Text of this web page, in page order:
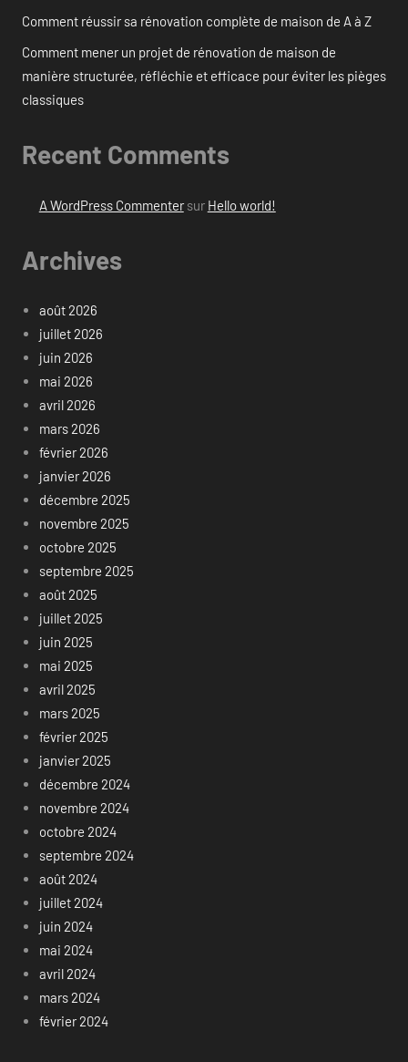
Comment réussir sa rénovation complète de maison de A à Z
Comment mener un projet de rénovation de maison de
manière structurée, réfléchie et efficace pour éviter les pièges
classiques
Recent Comments
A WordPress Commentersur Hello world!
Archives
août 2026
juillet 2026
juin 2026
mai 2026
avril 2026
mars 2026
février 2026
janvier 2026
décembre 2025
novembre 2025
octobre 2025
septembre 2025
août 2025
juillet 2025
juin 2025
mai 2025
avril 2025
mars 2025
février 2025
janvier 2025
décembre 2024
novembre 2024
octobre 2024
septembre 2024
août 2024
juillet 2024
juin 2024
mai 2024
avril 2024
mars 2024
février 2024